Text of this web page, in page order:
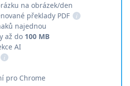
na obrázek/den
překlady PDF
i
najednou
až do 100 MB
AI
i
pro Chrome